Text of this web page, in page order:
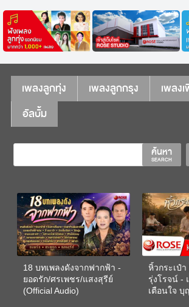
เพลงลูกทุ่ง เพลงลูกกรุง
เพลง
อัลบั้ม
ค้นหา
SEARCH
18 บทเพลงดังจากฟากฟ้า -
ยอดรัก/ศรเพชร/แสงสุรีย์
(Official Audio)
หิ้วกระเป๋
รุ่งโรจน์ -
เตือนใจ บุ